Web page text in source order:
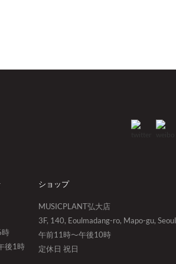
時
後1時
ショップ
MUSICPLANT弘大店
3F, 140, Eoulmadang-ro, Mapo-gu, Seoul
午前11時～午後10時
定休日 祝日